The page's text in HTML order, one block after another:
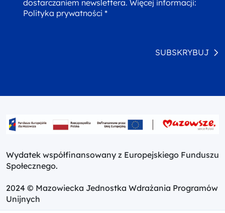
dostarczaniem newslettera. Więcej informacji:
Polityka prywatności *
SUBSKRYBUJ
Wydatek współfinansowany z Europejskiego Funduszu
Społecznego.
2024 © Mazowiecka Jednostka Wdrażania Programów
Unijnych